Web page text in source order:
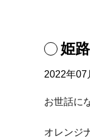
姫
2022年07
お世話に
オレンジ